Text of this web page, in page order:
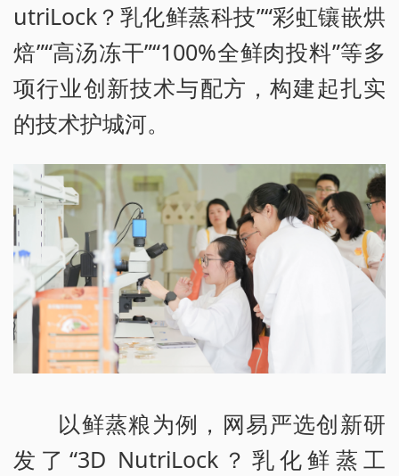
utriLock？乳化鲜蒸科技”“彩虹镶嵌烘
焙”“高汤冻干”“100%全鲜肉投料”等多
项行业创新技术与配方，构建起扎实
的技术护城河。
以鲜蒸粮为例，网易严选创新研
发了“3D NutriLock？乳化鲜蒸工